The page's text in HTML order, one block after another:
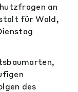
an
für Wald,
des